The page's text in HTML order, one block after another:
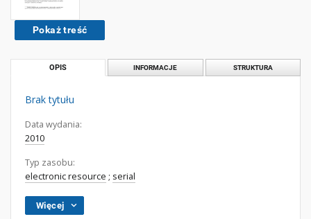
Pokaż treść
OPIS INFORMACJE STRUKTURA
Brak tytułu
Data wydania:
2010
Typ zasobu:
electronic resource ; serial
Więcej